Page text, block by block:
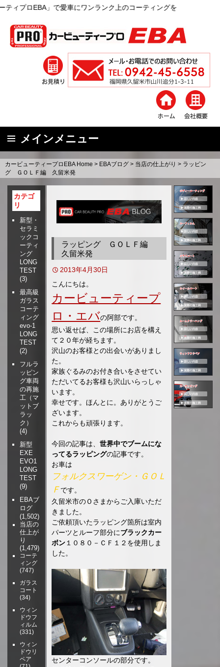
車にワンランク上のコーティングを
メインメニュー
コ
ン
カービューティープロEBA Home > EBAブログ > 当店の仕上がり > ラッピン
グ ＧＯＬＦ編 久留米発
ラッピング ＧＯＬＦ編
久留米発
2013年4月30日
こんにちは。
カービューティープ
ロ・エバの阿部です。
思い返せば、この場所にお店を構え
て２０年が経ちます。
沢山のお客様との出会いがありまし
た。
家族ぐるみのお付き合いをさせてい
ただいてるお客様も沢山いらっしゃ
います。
幸せです。ほんとに。ありがとうご
ざいます。
これからも頑張ります。
今回の記事は、世界中でブームにな
ってるラッピングの記事です。
お車は
フォルクスワーゲン・ＧＯＬ
Ｆです。
久留米市のＯさまからご入庫いただ
きました。
ご依頼頂いたラッピング箇所は室内
パーツとルーフ部分にブラックカー
ボン１０８０－ＣＦ１２を使用しま
した。
センターコンソールの部分です。
カテゴ
リ
新型・
セラミ
ックコ
ーティ
ング
LONG
TEST
(3)
最高級
ガラス
コーテ
ィング
evo-1
LONG
TEST
(2)
フルラ
ッピン
グ車両
の再施
工（マ
ットブ
ラッ
ク）
(4)
新型
EXE
EVO1
LONG
TEST
(9)
EBAブ
ログ
(1,502)
当店の
仕上が
り
(1,479)
コーテ
ィング
(747)
ガラス
コート
(34)
ウィン
ドウフ
ィルム
(331)
ウィン
ドウリ
ペア